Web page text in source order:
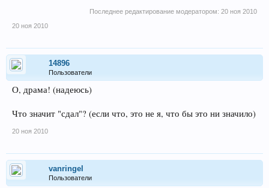
Последнее редактирование модератором: 20 ноя 2010
20 ноя 2010
14896
Пользователи
О, драма! (надеюсь)
Что значит "сдал"? (если что, это не я, что бы это ни значило)
20 ноя 2010
vanringel
Пользователи